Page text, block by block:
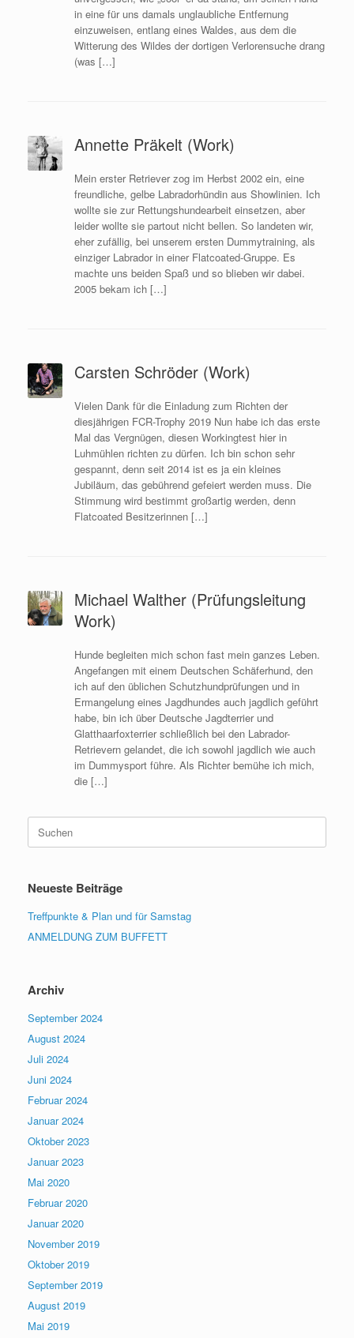
in eine für uns damals unglaubliche Entfernung
einzuweisen, entlang eines Waldes, aus dem die
Witterung des Wildes der dortigen Verlorensuche drang
(was […]
Annette Präkelt (Work)
Mein erster Retriever zog im Herbst 2002 ein, eine
freundliche, gelbe Labradorhündin aus Showlinien. Ich
wollte sie zur Rettungshundearbeit einsetzen, aber
leider wollte sie partout nicht bellen. So landeten wir,
eher zufällig, bei unserem ersten Dummytraining, als
einziger Labrador in einer Flatcoated-Gruppe. Es
machte uns beiden Spaß und so blieben wir dabei.
2005 bekam ich […]
Carsten Schröder (Work)
Vielen Dank für die Einladung zum Richten der
diesjährigen FCR-Trophy 2019 Nun habe ich das erste
Mal das Vergnügen, diesen Workingtest hier in
Luhmühlen richten zu dürfen. Ich bin schon sehr
gespannt, denn seit 2014 ist es ja ein kleines
Jubiläum, das gebührend gefeiert werden muss. Die
Stimmung wird bestimmt großartig werden, denn
Flatcoated Besitzerinnen […]
Michael Walther (Prüfungsleitung
Work)
Hunde begleiten mich schon fast mein ganzes Leben.
Angefangen mit einem Deutschen Schäferhund, den
ich auf den üblichen Schutzhundprüfungen und in
Ermangelung eines Jagdhundes auch jagdlich geführt
habe, bin ich über Deutsche Jagdterrier und
Glatthaarfoxterrier schließlich bei den Labrador-
Retrievern gelandet, die ich sowohl jagdlich wie auch
im Dummysport führe. Als Richter bemühe ich mich,
die […]
Suchen
nach:
Neueste Beiträge
Treffpunkte & Plan und für Samstag
ANMELDUNG ZUM BUFFETT
Archiv
September 2024
August 2024
Juli 2024
Juni 2024
Februar 2024
Januar 2024
Oktober 2023
Januar 2023
Mai 2020
Februar 2020
Januar 2020
November 2019
Oktober 2019
September 2019
August 2019
Mai 2019